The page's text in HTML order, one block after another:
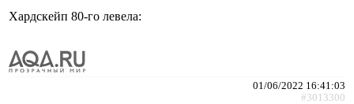
Хардскейп 80-го левела:
01/06/2022 16:41:03
#3013300